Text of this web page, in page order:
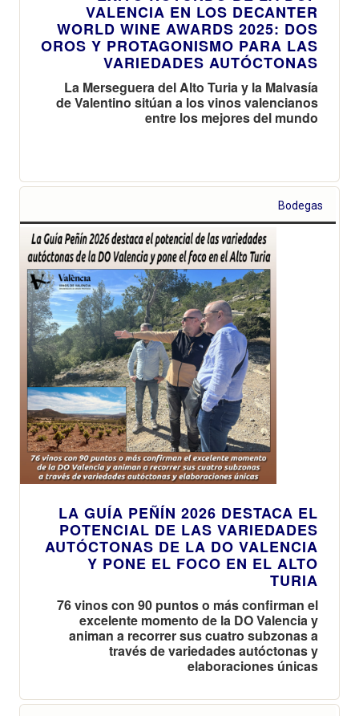
VALENCIA EN LOS DECANTER
WORLD WINE AWARDS 2025: DOS
OROS Y PROTAGONISMO PARA LAS
VARIEDADES AUTÓCTONAS
La Merseguera del Alto Turia y la Malvasía
de Valentino sitúan a los vinos valencianos
entre los mejores del mundo
Bodegas
LA GUÍA PEÑÍN 2026 DESTACA EL
POTENCIAL DE LAS VARIEDADES
AUTÓCTONAS DE LA DO VALENCIA
Y PONE EL FOCO EN EL ALTO
TURIA
76 vinos con 90 puntos o más confirman el
excelente momento de la DO Valencia y
animan a recorrer sus cuatro subzonas a
través de variedades autóctonas y
elaboraciones únicas